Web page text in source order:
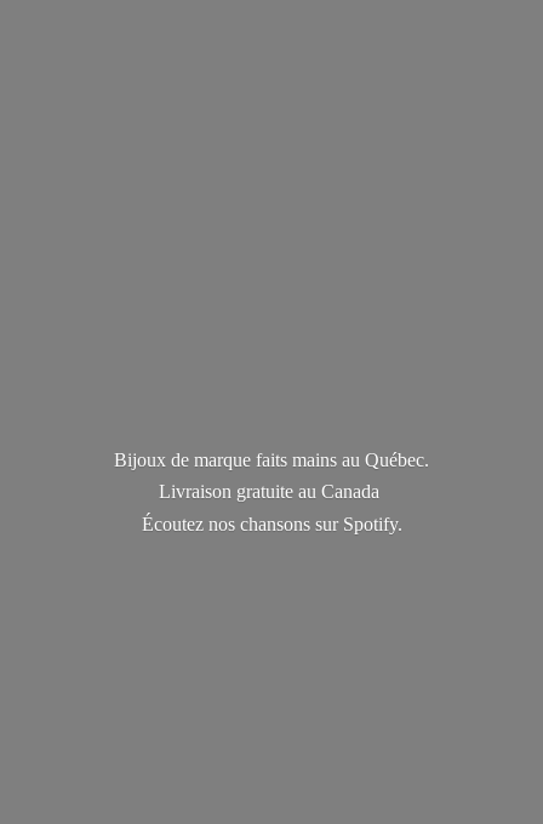
Bijoux de marque faits mains au Québec.
Livraison gratuite au Canada
Écoutez nos chansons sur Spotify.